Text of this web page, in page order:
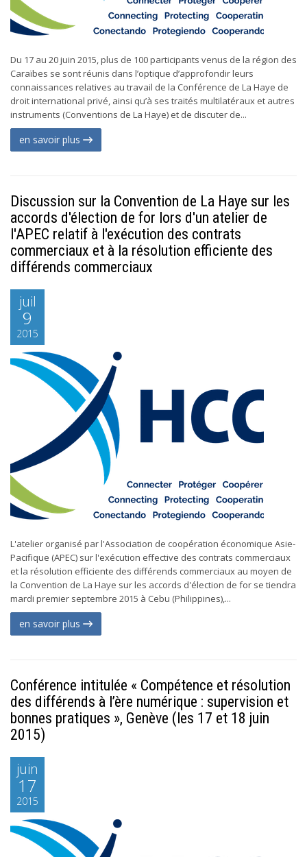
Du 17 au 20 juin 2015, plus de 100 participants venus de la région des
Caraïbes se sont réunis dans l’optique d’approfondir leurs
connaissances relatives au travail de la Conférence de La Haye de
droit international privé, ainsi qu’à ses traités multilatéraux et autres
instruments (Conventions de La Haye) et de discuter de...
en savoir plus
Discussion sur la Convention de La Haye sur les
accords d'élection de for lors d'un atelier de
l'APEC relatif à l'exécution des contrats
commerciaux et à la résolution efficiente des
différends commerciaux
juil
9
2015
L'atelier organisé par l'Association de coopération économique Asie-
Pacifique (APEC) sur l'exécution effective des contrats commerciaux
et la résolution efficiente des différends commerciaux au moyen de
la Convention de La Haye sur les accords d'élection de for se tiendra
mardi premier septembre 2015 à Cebu (Philippines),...
en savoir plus
Conférence intitulée « Compétence et résolution
des différends à l’ère numérique : supervision et
bonnes pratiques », Genève (les 17 et 18 juin
2015)
juin
17
2015